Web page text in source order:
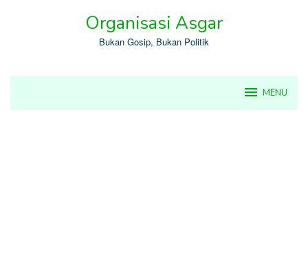
Organisasi Asgar
Bukan Gosip, Bukan Politik
MENU